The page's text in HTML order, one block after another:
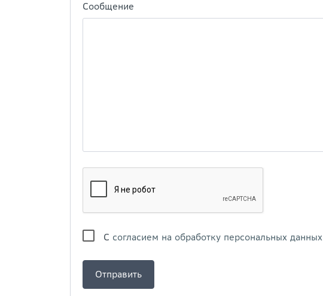
Сообщение
С согласием на обработку персональных данных